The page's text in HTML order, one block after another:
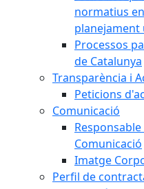
normatius
planejament
Processos
de Catalunya
Transparència i
Peticions
Comunicació
Comunicació
Imatge
Perfil de